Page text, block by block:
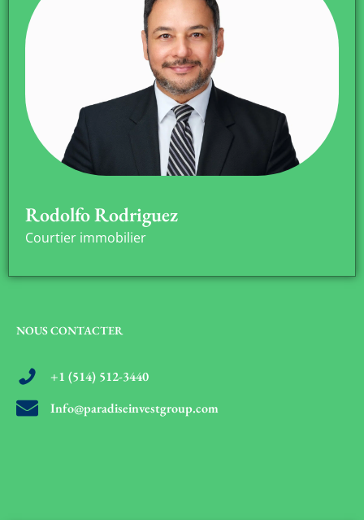
Rodolfo Rodriguez
Courtier immobilier
NOUS CONTACTER
+1 (514) 512-3440
Info@paradiseinvestgroup.com